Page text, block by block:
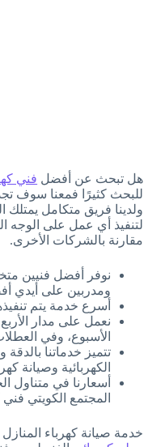
هل تبحث عن أفضل فني
للبحث كثيرًا فمعنا سوف
ولدينا فريق متكامل يمتلك
لتنفيذ أي عمل على الوجه
مقارنة بالشركات الأخرى.
نوفر أفضل فنيين
ومدربين على أيدي
أسرع خدمة يتم
نعمل على مدار
الأسبوع، وفي
تتميز خدماتنا
الكهربائية وصيانة
أسعارنا في متناول
المجتمع الكويتي
خدمة صيانة كهرباء المنازل